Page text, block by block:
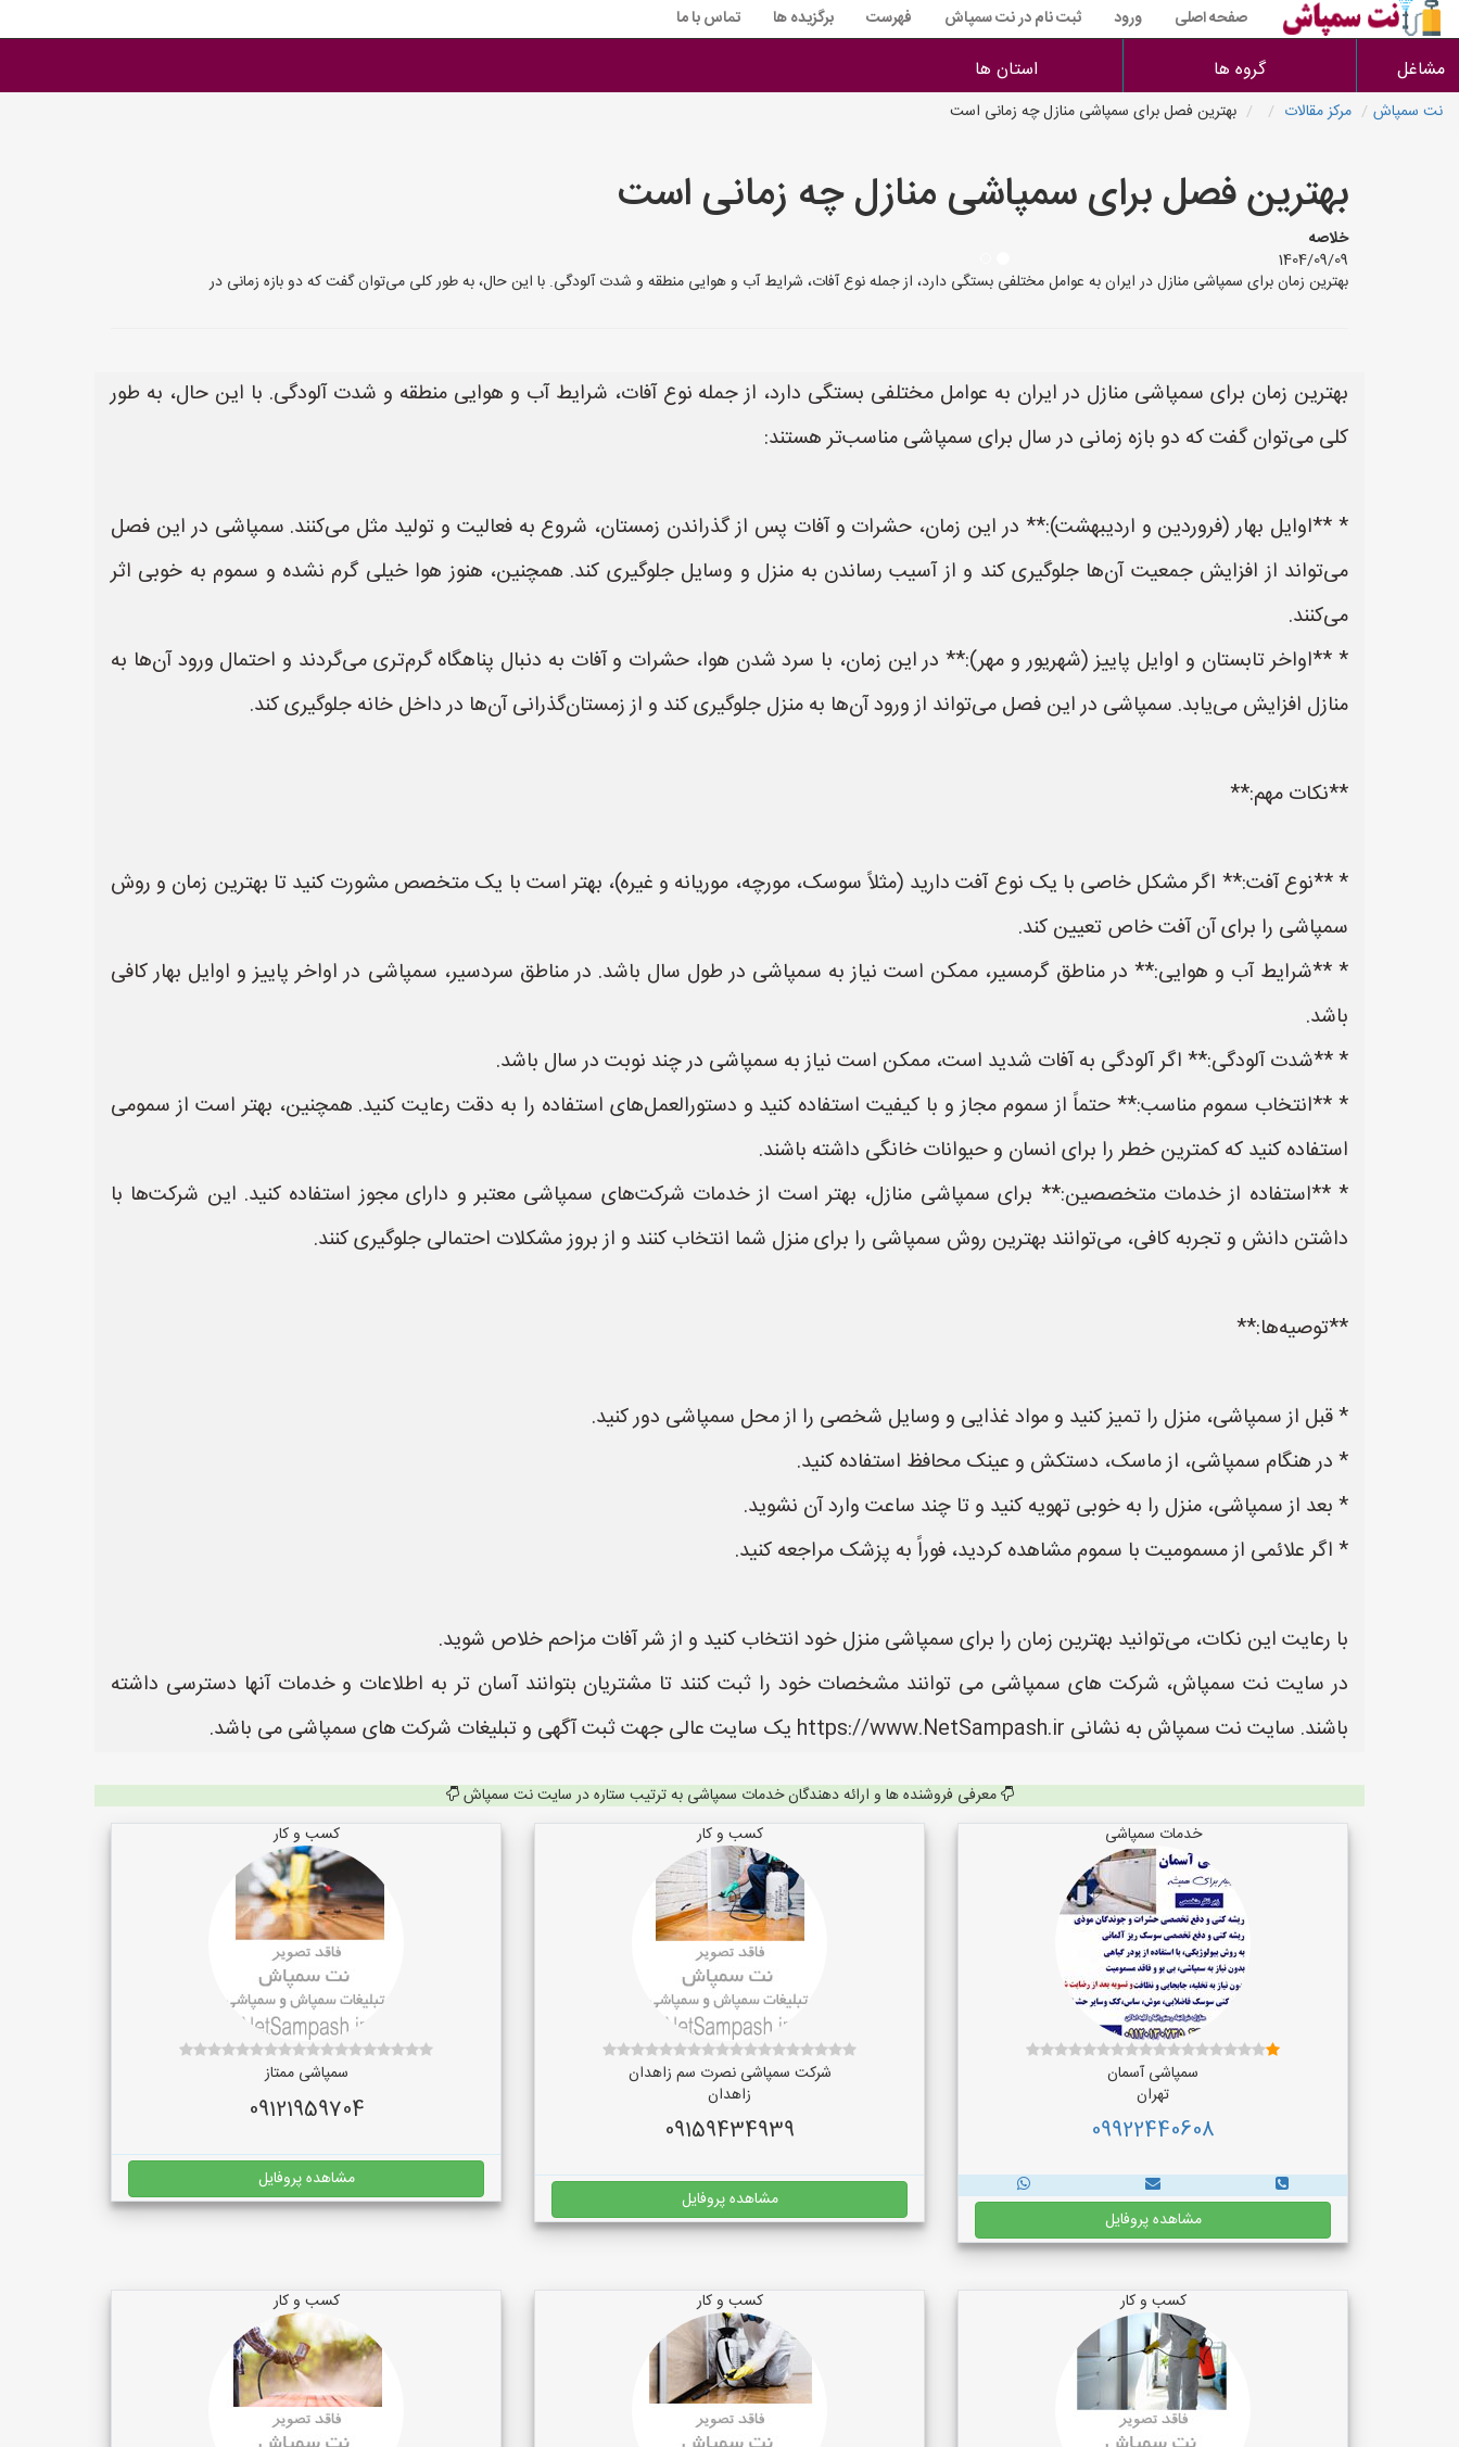
صفحه اصلی ورود ثبت نام در نت سمپاش فهرست برگزیده ها تماس با ما
مشاغل گروه ها استان ها
نت سمپاش مرکز مقالات بهترین فصل برای سمپاشی منازل چه زمانی است
بهترین فصل برای سمپاشی منازل چه زمانی است
خلاصه
1404/09/09
بهترین زمان برای سمپاشی منازل در ایران به عوامل مختلفی بستگی دارد، از جمله نوع آفات، شرایط آب و هوایی منطقه و شدت آلودگی. با این حال، به طور کلی می‌توان گفت که دو بازه زمانی در
بهترین زمان برای سمپاشی منازل در ایران به عوامل مختلفی بستگی دارد، از جمله نوع آفات، شرایط آب و هوایی منطقه و شدت آلودگی. با این حال، به طور
کلی می‌توان گفت که دو بازه زمانی در سال برای سمپاشی مناسب‌تر هستند:
* **اوایل بهار (فروردین و اردیبهشت):** در این زمان، حشرات و آفات پس از گذراندن زمستان، شروع به فعالیت و تولید مثل می‌کنند. سمپاشی در این فصل
می‌تواند از افزایش جمعیت آن‌ها جلوگیری کند و از آسیب رساندن به منزل و وسایل جلوگیری کند. همچنین، هنوز هوا خیلی گرم نشده و سموم به خوبی اثر
می‌کنند.
* **اواخر تابستان و اوایل پاییز (شهریور و مهر):** در این زمان، با سرد شدن هوا، حشرات و آفات به دنبال پناهگاه گرم‌تری می‌گردند و احتمال ورود آن‌ها به
منازل افزایش می‌یابد. سمپاشی در این فصل می‌تواند از ورود آن‌ها به منزل جلوگیری کند و از زمستان‌گذرانی آن‌ها در داخل خانه جلوگیری کند.
**نکات مهم:**
* **نوع آفت:** اگر مشکل خاصی با یک نوع آفت دارید (مثلاً سوسک، مورچه، موریانه و غیره)، بهتر است با یک متخصص مشورت کنید تا بهترین زمان و روش
سمپاشی را برای آن آفت خاص تعیین کند.
* **شرایط آب و هوایی:** در مناطق گرمسیر، ممکن است نیاز به سمپاشی در طول سال باشد. در مناطق سردسیر، سمپاشی در اواخر پاییز و اوایل بهار کافی
باشد.
* **شدت آلودگی:** اگر آلودگی به آفات شدید است، ممکن است نیاز به سمپاشی در چند نوبت در سال باشد.
* **انتخاب سموم مناسب:** حتماً از سموم مجاز و با کیفیت استفاده کنید و دستورالعمل‌های استفاده را به دقت رعایت کنید. همچنین، بهتر است از سمومی
استفاده کنید که کمترین خطر را برای انسان و حیوانات خانگی داشته باشند.
* **استفاده از خدمات متخصصین:** برای سمپاشی منازل، بهتر است از خدمات شرکت‌های سمپاشی معتبر و دارای مجوز استفاده کنید. این شرکت‌ها با
داشتن دانش و تجربه کافی، می‌توانند بهترین روش سمپاشی را برای منزل شما انتخاب کنند و از بروز مشکلات احتمالی جلوگیری کنند.
**توصیه‌ها:**
* قبل از سمپاشی، منزل را تمیز کنید و مواد غذایی و وسایل شخصی را از محل سمپاشی دور کنید.
* در هنگام سمپاشی، از ماسک، دستکش و عینک محافظ استفاده کنید.
* بعد از سمپاشی، منزل را به خوبی تهویه کنید و تا چند ساعت وارد آن نشوید.
* اگر علائمی از مسمومیت با سموم مشاهده کردید، فوراً به پزشک مراجعه کنید.
با رعایت این نکات، می‌توانید بهترین زمان را برای سمپاشی منزل خود انتخاب کنید و از شر آفات مزاحم خلاص شوید.
در سایت نت سمپاش، شرکت های سمپاشی می توانند مشخصات خود را ثبت کنند تا مشتریان بتوانند آسان تر به اطلاعات و خدمات آنها دسترسی داشته
باشند. سایت نت سمپاش به نشانی https://www.NetSampash.ir یک سایت عالی جهت ثبت آگهی و تبلیغات شرکت های سمپاشی می باشد.
معرفی فروشنده ها و ارائه دهندگان خدمات سمپاشی به ترتیب ستاره در سایت نت سمپاش
خدمات سمپاشی
سمپاشی آسمان
تهران
09922440608
مشاهده پروفایل
کسب و کار
شرکت سمپاشی نصرت سم زاهدان
زاهدان
09159434939
مشاهده پروفایل
کسب و کار
سمپاشی ممتاز
09121959704
مشاهده پروفایل
کسب و کار کسب و کار کسب و کار